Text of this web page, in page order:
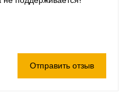
Отправить отзыв